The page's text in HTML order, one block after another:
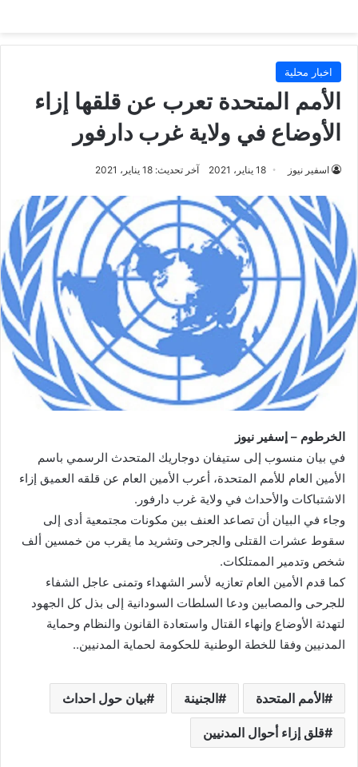
اخبار محلية
الأمم المتحدة تعرب عن قلقها إزاء
الأوضاع في ولاية غرب دارفور
اسفير نيوز 18 يناير، 2021 آخر تحديث: 18 يناير، 2021
الخرطوم – إسفير نيوز
في بيان منسوب إلى ستيفان دوجاريك المتحدث الرسمي باسم
الأمين العام للأمم المتحدة، أعرب الأمين العام عن قلقه العميق إزاء
الاشتباكات والأحداث في ولاية غرب دارفور.
وجاء في البيان أن تصاعد العنف بين مكونات مجتمعية أدى إلى
سقوط عشرات القتلى والجرحى وتشريد ما يقرب من خمسين ألف
شخص وتدمير الممتلكات.
كما قدم الأمين العام تعازيه لأسر الشهداء وتمنى عاجل الشفاء
للجرحى والمصابين ودعا السلطات السودانية إلى بذل كل الجهود
لتهدئة الأوضاع وإنهاء القتال واستعادة القانون والنظام وحماية
المدنيين وفقا للخطة الوطنية للحكومة لحماية المدنيين..
الأمم المتحدة الجنينة بيان حول احداث
قلق إزاء أحوال المدنيين